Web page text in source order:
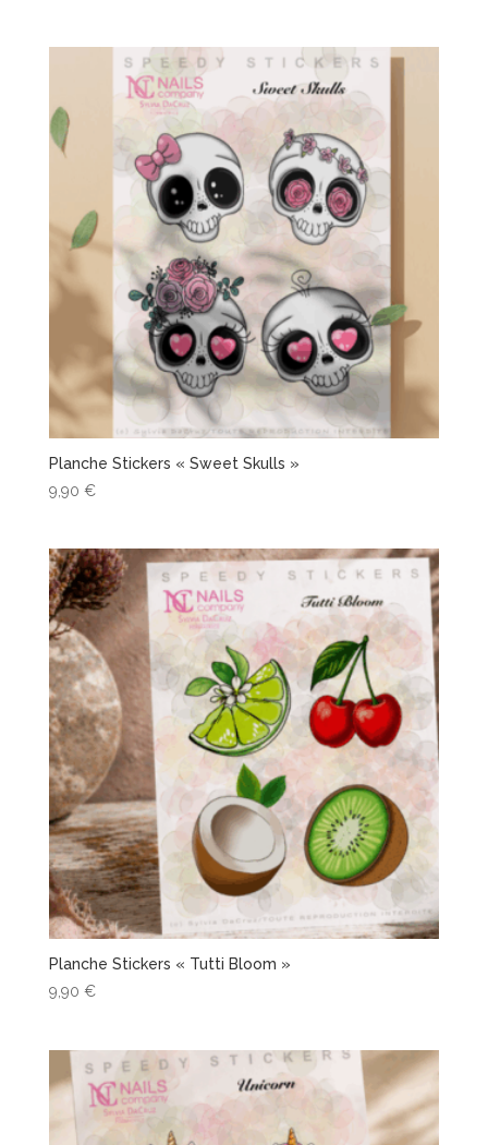
Planche Stickers « Sweet Skulls »
9,90 €
Planche Stickers « Tutti Bloom »
9,90 €